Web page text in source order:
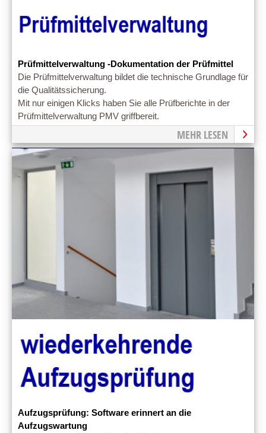
Prüfmittelverwaltung -Dokumentation der Prüfmittel
Die Prüfmittelverwaltung bildet die technische Grundlage für
die Qualitätssicherung.
Mit nur einigen Klicks haben Sie alle Prüfberichte in der
Prüfmittelverwaltung PMV griffbereit.
MEHR LESEN
Aufzugsprüfung: Software erinnert an die
Aufzugswartung